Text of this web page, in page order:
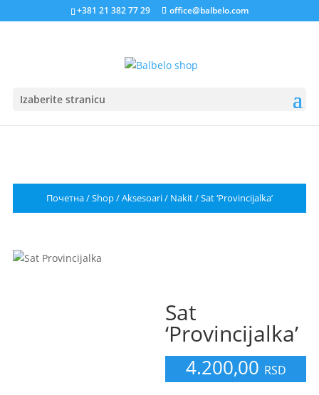
+381 21 382 77 29 office@balbelo.com
Izaberite stranicu
Почетна/Shop/Aksesoari/ Nakit/ Sat ‘Provincijalka’
Sat
‘Provincijalka’
4.200,00 RSD